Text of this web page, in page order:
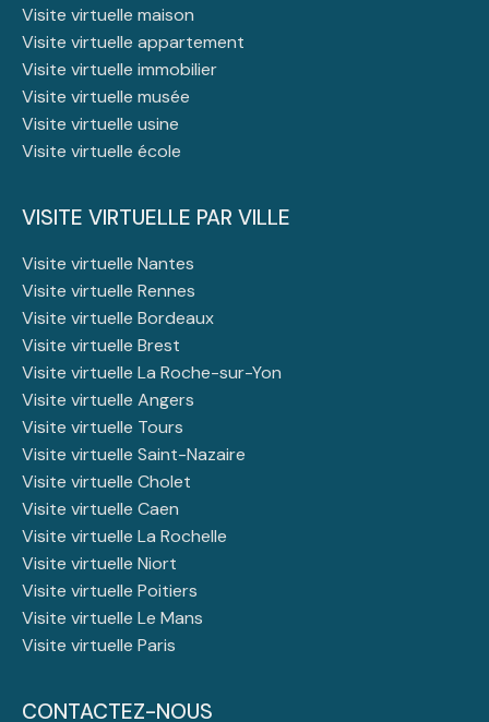
Visite virtuelle maison
Visite virtuelle appartement
Visite virtuelle immobilier
Visite virtuelle musée
Visite virtuelle usine
Visite virtuelle école
VISITE VIRTUELLE PAR VILLE
Visite virtuelle Nantes
Visite virtuelle Rennes
Visite virtuelle Bordeaux
Visite virtuelle Brest
Visite virtuelle La Roche-sur-Yon
Visite virtuelle Angers
Visite virtuelle Tours
Visite virtuelle Saint-Nazaire
Visite virtuelle Cholet
Visite virtuelle Caen
Visite virtuelle La Rochelle
Visite virtuelle Niort
Visite virtuelle Poitiers
Visite virtuelle Le Mans
Visite virtuelle Paris
CONTACTEZ-NOUS